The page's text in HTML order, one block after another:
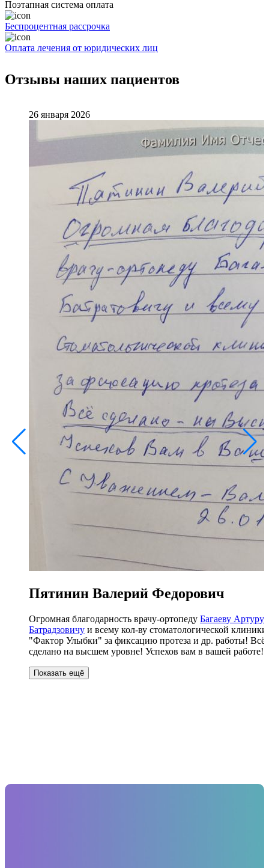
Поэтапная система оплата
Беспроцентная рассрочка
Оплата лечения от юридических лиц
Отзывы наших пациентов
26 января 2026
Пятинин Валерий Федорович
Огромная благодарность врачу-ортопеду Багаеву Артуру
Батрадзовичу и всему кол-ву стоматологической клиники
"Фактор Улыбки" за фиксацию протеза и др. работы! Всё
сделано на высшем уровне! Успехов вам в вашей работе!